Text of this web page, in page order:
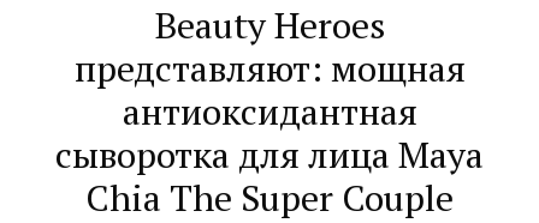
Beauty Heroes
представляют: мощная
антиоксидантная
сыворотка для лица Maya
Chia The Super Couple